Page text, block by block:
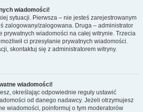
wiadomości!
sytuacji. Pierwsza – nie jesteś zarejestrowanym
zalogowany/zalogowana. Druga – administrator
prywatnych wiadomości na całej witrynie. Trzecia
ci przesyłanie prywatnych wiadomości.
skontaktuj się z administratorem witryny.
wiadomości!
określając odpowiednie reguły ustawić
od danego nadawcy. Jeżeli otrzymujesz
wiadomości, poinformuj o tym moderatorów